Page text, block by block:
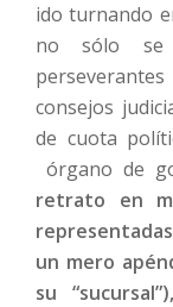
ido turnando
no sólo se
consejos
de cuota
órgano de
retrato en
un mero
su